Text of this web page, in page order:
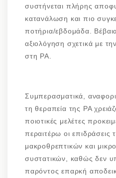
συστήνεται πλήρης
κατανάλωση και πιο
ποτήρια/εβδομάδα.
αξιολόγηση σχετικά με
στη ΡΑ.
Συμπερασματικά,
τη θεραπεία της ΡΑ
ποιοτικές μελέτες
περαιτέρω οι
μακροθρεπτικών και
συστατικών, καθώς δεν
παρόντος επαρκή